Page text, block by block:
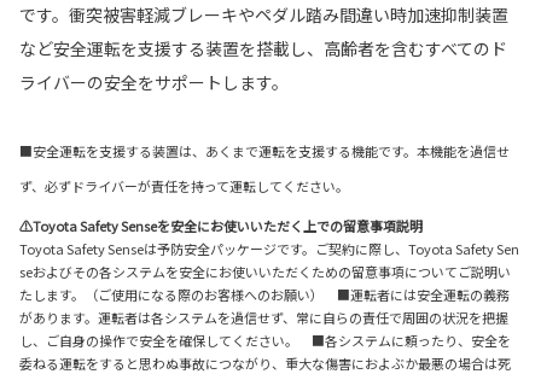
です。衝突被害軽減ブレーキやペダル踏み間違い時加速抑制装置
など安全運転を支援する装置を搭載し、高齢者を含むすべてのド
ライバーの安全をサポートします。
■安全運転を支援する装置は、あくまで運転を支援する機能です。本機能を過信せ
ず、必ずドライバーが責任を持って運転してください。
⚠Toyota Safety Senseを安全にお使いいただく上での留意事項説明
Toyota Safety Senseは予防安全パッケージです。ご契約に際し、Toyota Safety Sen
seおよびその各システムを安全にお使いいただくための留意事項についてご説明い
たします。（ご使用になる際のお客様へのお願い） ■運転者には安全運転の義務
があります。運転者は各システムを過信せず、常に自らの責任で周囲の状況を把握
し、ご自身の操作で安全を確保してください。 ■各システムに頼ったり、安全を
委ねる運転をすると思わぬ事故につながり、重大な傷害におよぶか最悪の場合は死